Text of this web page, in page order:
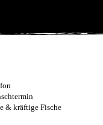
& kräftige Fische